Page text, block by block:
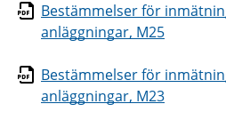
Bestämmelser för
anläggningar, M25
Bestämmelser för
anläggningar, M23